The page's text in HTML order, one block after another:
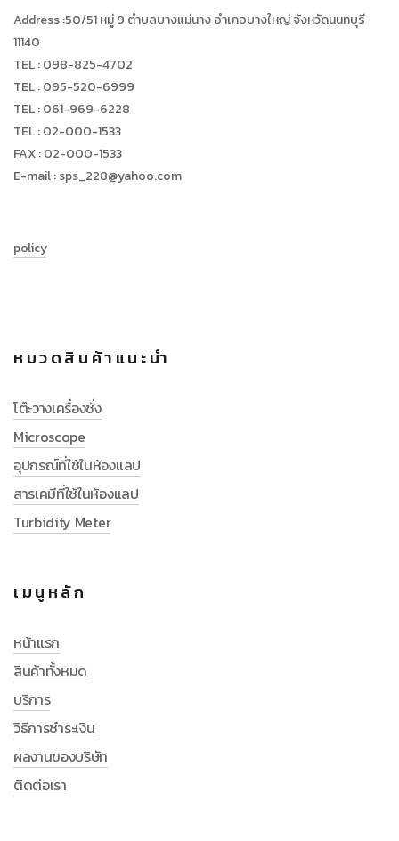
Address :50/51 หมู่ 9 ตำบลบางแม่นาง อำเภอบางใหญ่ จังหวัดนนทบุรี
11140
TEL : 098-825-4702
TEL : 095-520-6999
TEL : 061-969-6228
TEL : 02-000-1533
FAX : 02-000-1533
E-mail : sps_228@yahoo.com
policy
หมวดสินค้าแนะนำ
โต๊ะวางเครื่องชั่ง
Microscope
อุปกรณ์ที่ใช้ในห้องแลป
สารเคมีที่ใช้ในห้องแลป
Turbidity Meter
เมนูหลัก
หน้าแรก
สินค้าทั้งหมด
บริการ
วิธีการชำระเงิน
ผลงานของบริษัท
ติดต่อเรา